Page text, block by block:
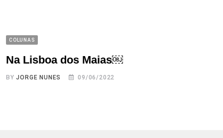
COLUNAS
Na Lisboa dos Maias￼
BYJORGE NUNES 09/06/2022